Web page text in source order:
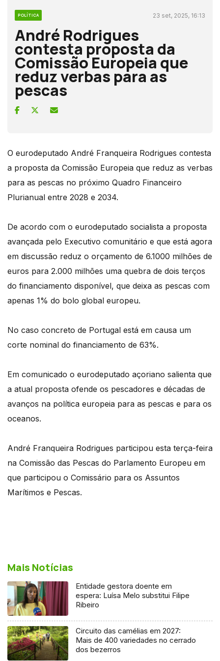
POLÍTICA 23 set, 2025, 16:13
André Rodrigues
contesta proposta da
Comissão Europeia que
reduz verbas para as
pescas
O eurodeputado André Franqueira Rodrigues contesta
a proposta da Comissão Europeia que reduz as verbas
para as pescas no próximo Quadro Financeiro
Plurianual entre 2028 e 2034.
De acordo com o eurodeputado socialista a proposta
avançada pelo Executivo comunitário e que está agora
em discussão reduz o orçamento de 6.1000 milhões de
euros para 2.000 milhões uma quebra de dois terços
do financiamento disponível, que deixa as pescas com
apenas 1% do bolo global europeu.
No caso concreto de Portugal está em causa um
corte nominal do financiamento de 63%.
Em comunicado o eurodeputado açoriano salienta que
a atual proposta ofende os pescadores e décadas de
avanços na política europeia para as pescas e para os
oceanos.
André Franqueira Rodrigues participou esta terça-feira
na Comissão das Pescas do Parlamento Europeu em
que participou o Comissário para os Assuntos
Marítimos e Pescas.
Mais Notícias
Entidade gestora doente em
espera: Luísa Melo substitui Filipe
Ribeiro
Circuito das camélias em 2027:
Mais de 400 variedades no cerrado
dos bezerros